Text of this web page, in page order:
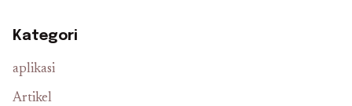
Kategori
aplikasi
Artikel